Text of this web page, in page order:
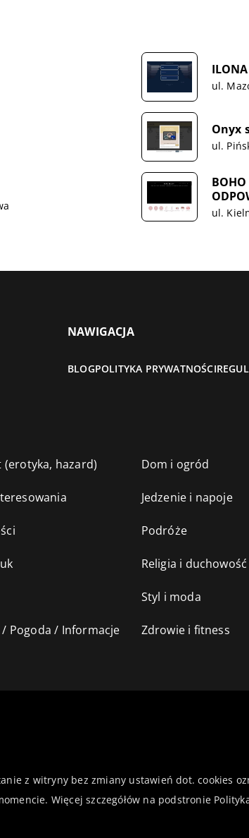
ul.
Onyx
ul.
ul.
NAWIGACJA
BLOGPOLITYKA PRYWATNOŚCI
(erotyka, hazard) Dom i ogród
Jedzenie i napoje
Podróże
Religia i duchowość
Styl i moda
Pogoda / Informacje Zdrowie i fitness
z witryny bez zmiany ustawień dot. cookies
Więcej szczegółów na podstronie